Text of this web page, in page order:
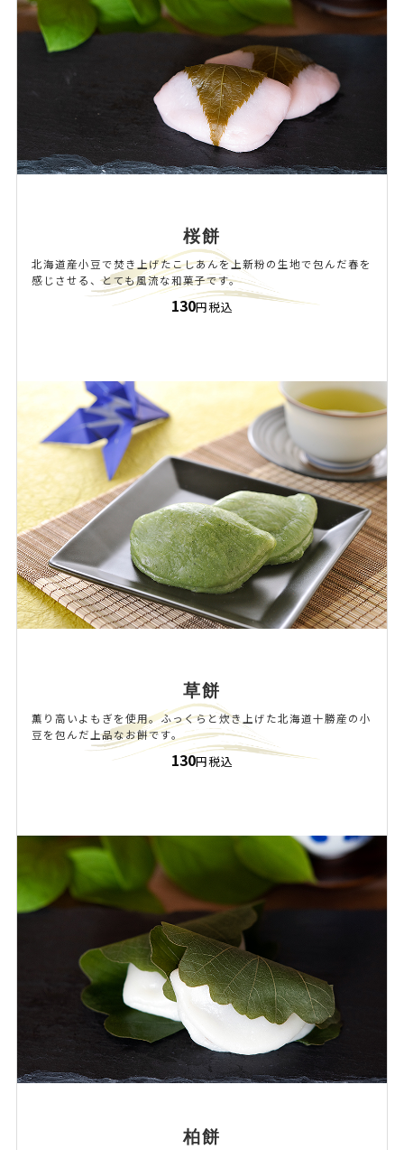
桜餅
北海道産小豆で焚き上げたこしあんを上新粉の生地で包んだ春を
感じさせる、とても風流な和菓子です。
130円税込
草餅
薫り高いよもぎを使用。ふっくらと炊き上げた北海道十勝産の小
豆を包んだ上品なお餅です。
130円税込
柏餅